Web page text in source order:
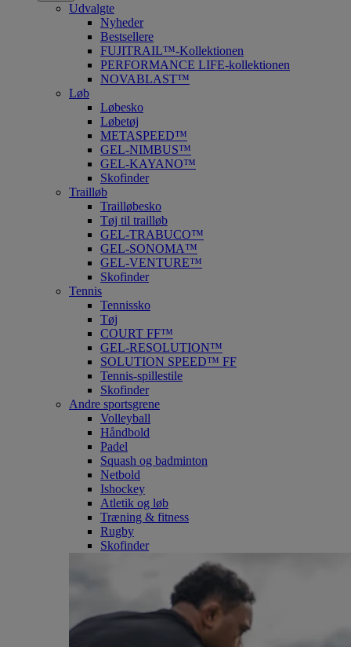
Udvalgte
Nyheder
Bestsellere
FUJITRAIL™-Kollektionen
PERFORMANCE LIFE-kollektionen
NOVABLAST™
Løb
Løbesko
Løbetøj
METASPEED™
GEL-NIMBUS™
GEL-KAYANO™
Skofinder
Trailløb
Trailløbesko
Tøj til trailløb
GEL-TRABUCO™
GEL-SONOMA™
GEL-VENTURE™
Skofinder
Tennis
Tennissko
Tøj
COURT FF™
GEL-RESOLUTION™
SOLUTION SPEED™ FF
Tennis-spillestile
Skofinder
Andre sportsgrene
Volleyball
Håndbold
Padel
Squash og badminton
Netbold
Ishockey
Atletik og løb
Træning & fitness
Rugby
Skofinder